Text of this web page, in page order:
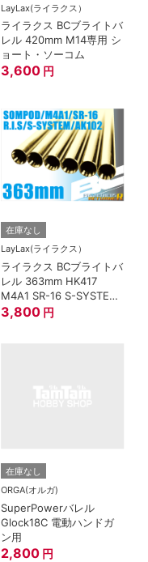
LayLax(ライラクス）
ライラクス BCブライトバ
レル 420mm M14専用 シ
ョート・ソーコム
3,600 円
在庫なし
LayLax(ライラクス）
ライラクス BCブライトバ
レル 363mm HK417
M4A1 SR-16 S-SYSTEM
R.I.S.用
3,800 円
在庫なし
ORGA(オルガ)
SuperPowerバレル
Glock18C 電動ハンドガ
ン用
2,800 円